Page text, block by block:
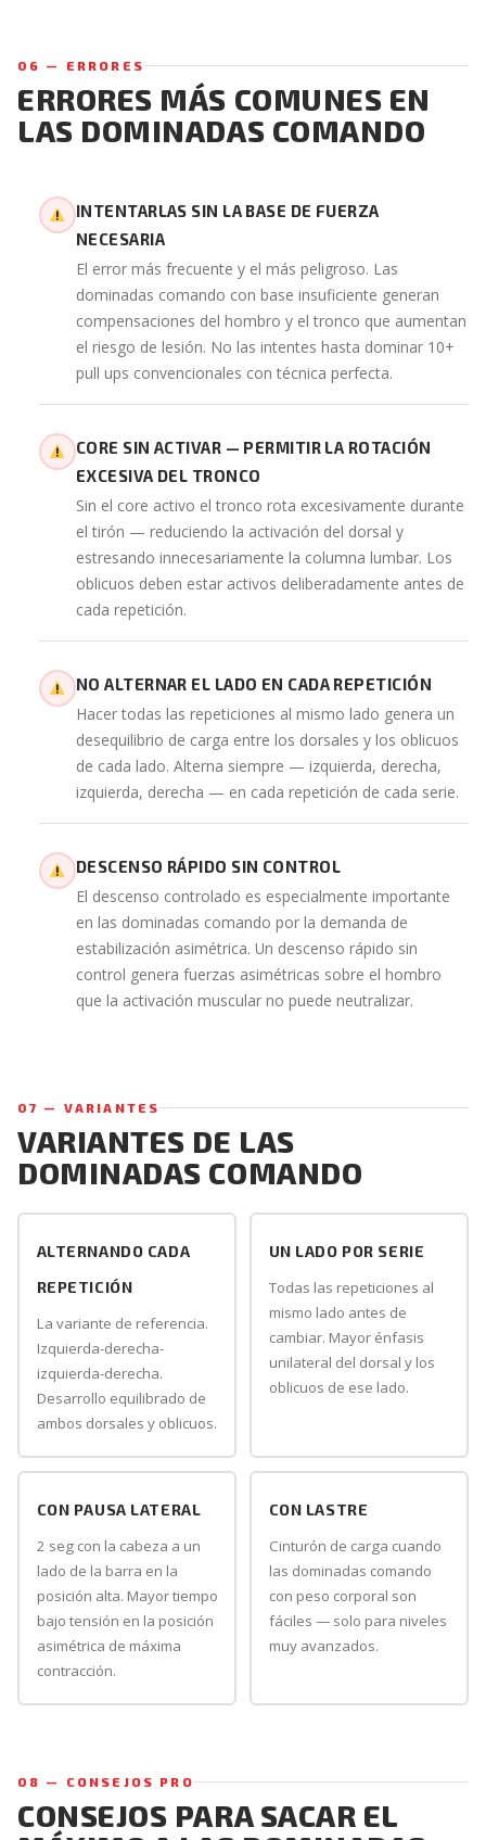
06 — ERRORES
ERRORES MÁS COMUNES EN
LAS DOMINADAS COMANDO
INTENTARLAS SIN LA BASE DE FUERZA
NECESARIA
El error más frecuente y el más peligroso. Las
dominadas comando con base insuficiente generan
compensaciones del hombro y el tronco que aumentan
el riesgo de lesión. No las intentes hasta dominar 10+
pull ups convencionales con técnica perfecta.
CORE SIN ACTIVAR — PERMITIR LA ROTACIÓN
EXCESIVA DEL TRONCO
Sin el core activo el tronco rota excesivamente durante
el tirón — reduciendo la activación del dorsal y
estresando innecesariamente la columna lumbar. Los
oblicuos deben estar activos deliberadamente antes de
cada repetición.
NO ALTERNAR EL LADO EN CADA REPETICIÓN
Hacer todas las repeticiones al mismo lado genera un
desequilibrio de carga entre los dorsales y los oblicuos
de cada lado. Alterna siempre — izquierda, derecha,
izquierda, derecha — en cada repetición de cada serie.
DESCENSO RÁPIDO SIN CONTROL
El descenso controlado es especialmente importante
en las dominadas comando por la demanda de
estabilización asimétrica. Un descenso rápido sin
control genera fuerzas asimétricas sobre el hombro
que la activación muscular no puede neutralizar.
07 — VARIANTES
VARIANTES DE LAS
DOMINADAS COMANDO
ALTERNANDO CADA
REPETICIÓN
La variante de referencia.
Izquierda-derecha-
izquierda-derecha.
Desarrollo equilibrado de
ambos dorsales y oblicuos.
UN LADO POR SERIE
Todas las repeticiones al
mismo lado antes de
cambiar. Mayor énfasis
unilateral del dorsal y los
oblicuos de ese lado.
CON PAUSA LATERAL
2 seg con la cabeza a un
lado de la barra en la
posición alta. Mayor tiempo
bajo tensión en la posición
asimétrica de máxima
contracción.
CON LASTRE
Cinturón de carga cuando
las dominadas comando
con peso corporal son
fáciles — solo para niveles
muy avanzados.
08 — CONSEJOS PRO
CONSEJOS PARA SACAR EL